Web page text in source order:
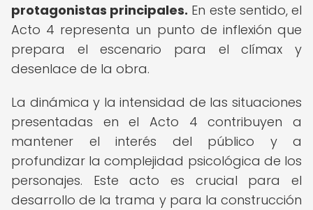
protagonistas principales. En este sentido, el
Acto 4 representa un punto de inflexión que
prepara el escenario para el clímax y
desenlace de la obra.
La dinámica y la intensidad de las situaciones
presentadas en el Acto 4 contribuyen a
mantener el interés del público y a
profundizar la complejidad psicológica de los
personajes. Este acto es crucial para el
desarrollo de la trama y para la construcción